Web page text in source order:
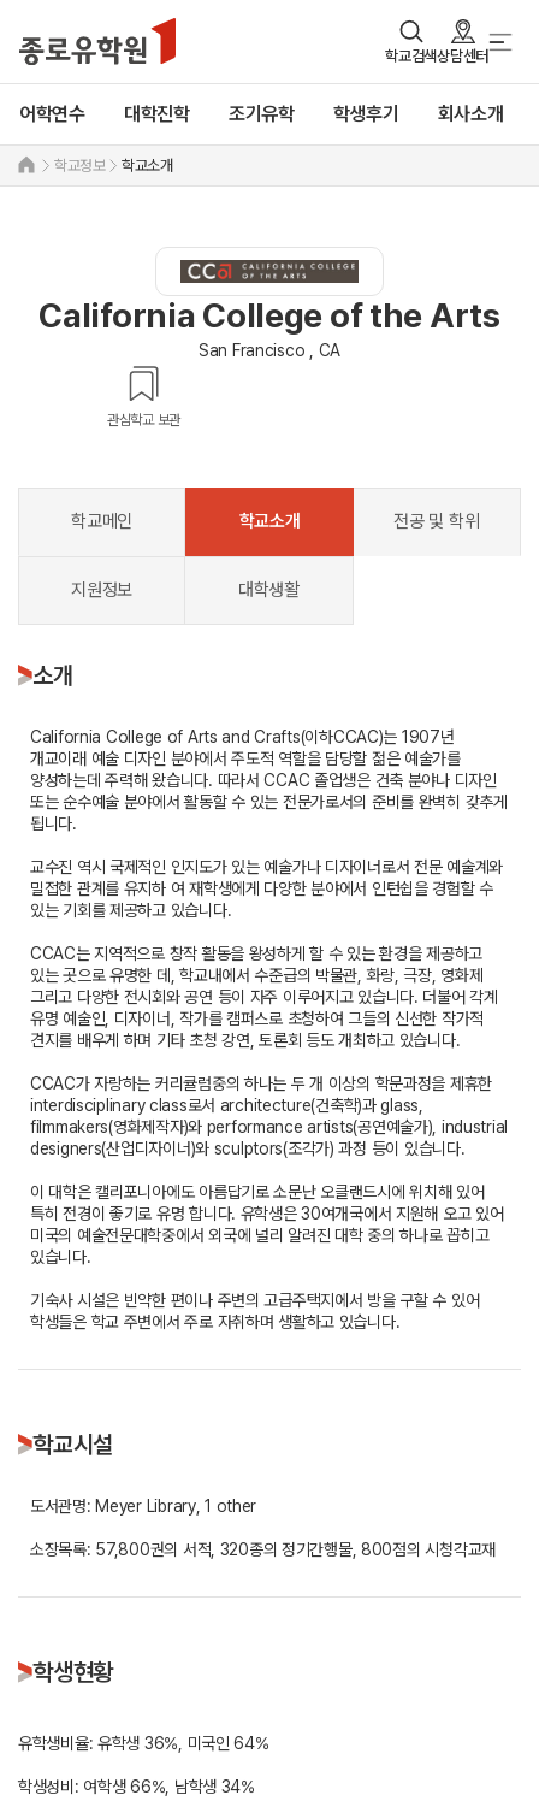
학교검색상담센터
어학연수 대학진학 조기유학 학생후기 회사소개
학교정보 학교소개
California College of the Arts
San Francisco , CA
관심학교 보관
학교메인 학교소개 전공 및 학위
지원정보 대학생활
소개
California College of Arts and Crafts(이하CCAC)는 1907년
개교이래 예술 디자인 분야에서 주도적 역할을 담당할 젊은 예술가를
양성하는데 주력해 왔습니다. 따라서 CCAC 졸업생은 건축 분야나 디자인
또는 순수예술 분야에서 활동할 수 있는 전문가로서의 준비를 완벽히 갖추게
됩니다.
교수진 역시 국제적인 인지도가 있는 예술가나 디자이너로서 전문 예술계와
밀접한 관계를 유지하 여 재학생에게 다양한 분야에서 인턴쉽을 경험할 수
있는 기회를 제공하고 있습니다.
CCAC는 지역적으로 창작 활동을 왕성하게 할 수 있는 환경을 제공하고
있는 곳으로 유명한 데, 학교내에서 수준급의 박물관, 화랑, 극장, 영화제
그리고 다양한 전시회와 공연 등이 자주 이루어지고 있습니다. 더불어 각계
유명 예술인, 디자이너, 작가를 캠퍼스로 초청하여 그들의 신선한 작가적
견지를 배우게 하며 기타 초청 강연, 토론회 등도 개최하고 있습니다.
CCAC가 자랑하는 커리큘럼중의 하나는 두 개 이상의 학문과정을 제휴한
interdisciplinary class로서 architecture(건축학)과 glass,
filmmakers(영화제작자)와 performance artists(공연예술가), industrial
designers(산업디자이너)와 sculptors(조각가) 과정 등이 있습니다.
이 대학은 캘리포니아에도 아름답기로 소문난 오클랜드시에 위치해 있어
특히 전경이 좋기로 유명 합니다. 유학생은 30여개국에서 지원해 오고 있어
미국의 예술전문대학중에서 외국에 널리 알려진 대학 중의 하나로 꼽히고
있습니다.
기숙사 시설은 빈약한 편이나 주변의 고급주택지에서 방을 구할 수 있어
학생들은 학교 주변에서 주로 자취하며 생활하고 있습니다.
학교시설
도서관명: Meyer Library, 1 other
소장목록: 57,800권의 서적, 320종의 정기간행물, 800점의 시청각교재
학생현황
유학생비율: 유학생 36%, 미국인 64%
학생성비: 여학생 66%, 남학생 34%